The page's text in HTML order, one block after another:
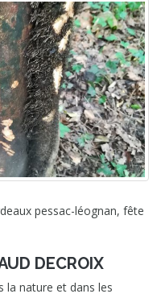
pessac-léognan, fête
DECROIX
la nature et dans les